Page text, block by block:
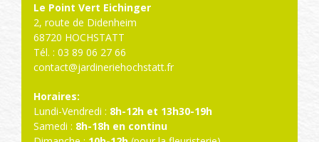
Le Point Vert Eichinger
2, route de Didenheim
68720 HOCHSTATT
Tél. : 03 89 06 27 66
contact@jardineriehochstatt.fr
Horaires:
Lundi-Vendredi : 8h-12h et 13h30-19h
Samedi : 8h-18h en continu